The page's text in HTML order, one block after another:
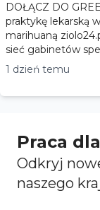
DOŁĄCZ DO GREENCARE
praktykę lekarską
marihuaną ziolo24.pl GreenCare Clinic to
sieć gabinetów
1 dzień temu
Praca
Odkryj
naszego